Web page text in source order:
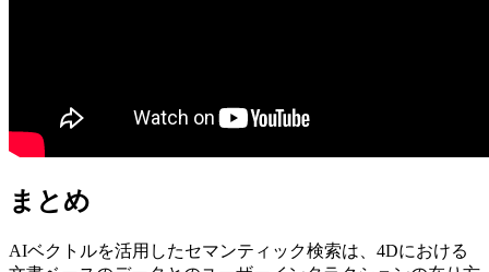
まとめ
AIベクトルを活用したセマンティック検索は、4Dにおける